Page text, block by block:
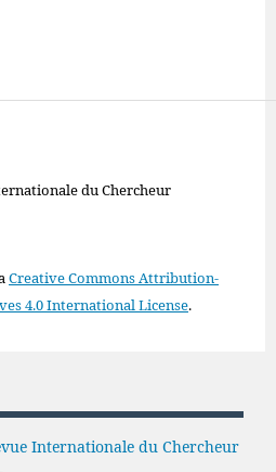
du Chercheur
Creative Commons Attribution-
4.0 International License.
Internationale du Chercheur